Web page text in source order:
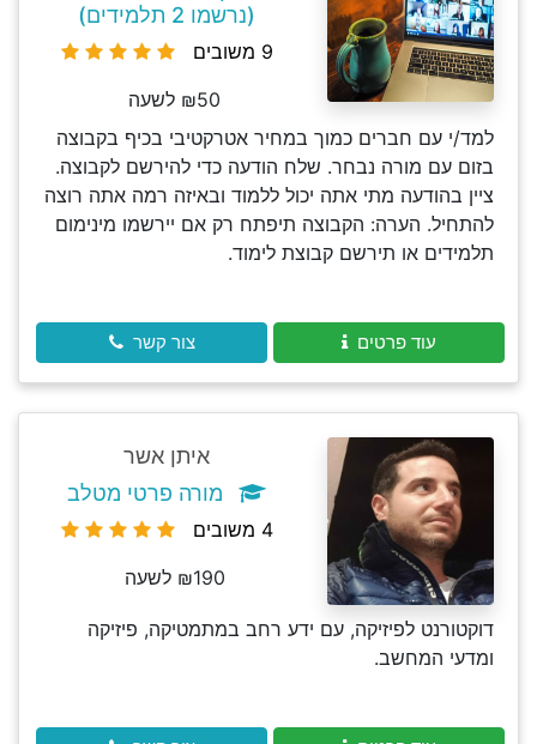
(נרשמו 2 תלמידים)
9 משובים
₪50 לשעה
למד/י עם חברים כמוך במחיר אטרקטיבי בכיף בקבוצה
בזום עם מורה נבחר. שלח הודעה כדי להירשם לקבוצה.
ציין בהודעה מתי אתה יכול ללמוד ובאיזה רמה אתה רוצה
להתחיל. הערה: הקבוצה תיפתח רק אם יירשמו מינימום
תלמידים או תירשם קבוצת לימוד.
עוד פרטים צור קשר
איתן אשר
מורה פרטי מטלב
4 משובים
₪190 לשעה
דוקטורנט לפיזיקה, עם ידע רחב במתמטיקה, פיזיקה
ומדעי המחשב.